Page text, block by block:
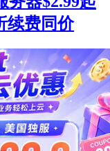
续费同价